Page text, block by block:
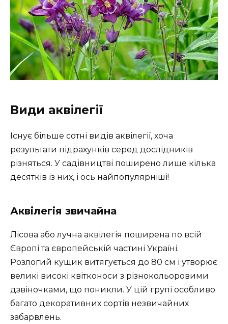
Види аквілегії
Існує більше сотні видів аквілегії, хоча
результати підрахунків серед дослідників
різняться. У садівництві поширено лише кілька
десятків із них, і ось найпопулярніші!
Аквілегія звичайна
Лісова або лучна аквілегія поширена по всій
Європі та європейській частині Україні.
Розлогий кущик витягується до 80 см і утворює
великі високі квітконоси з різнокольоровими
дзвіночками, що поникли. У цій групі особливо
багато декоративних сортів незвичайних
забарвлень.